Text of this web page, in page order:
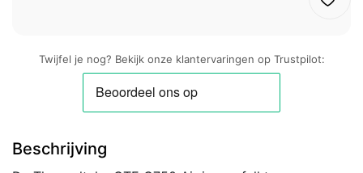
Twijfel je nog? Bekijk onze klantervaringen op Trustpilot:
Beschrijving